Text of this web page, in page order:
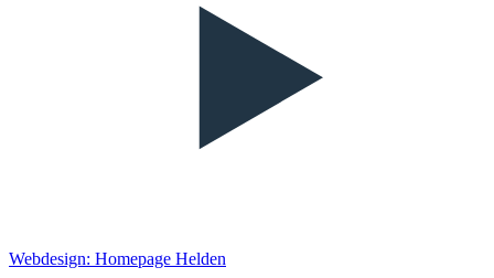
Webdesign: Homepage Helden